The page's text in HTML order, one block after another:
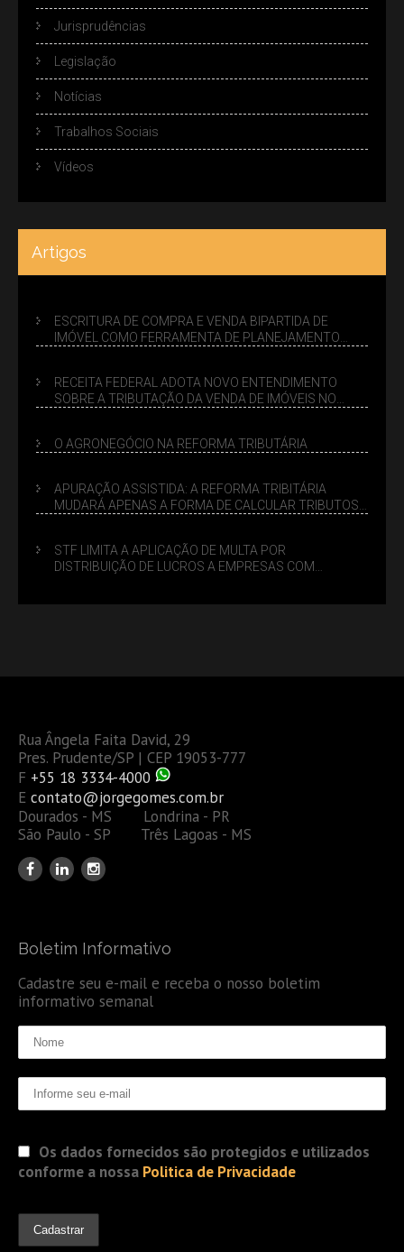
Jurisprudências
Legislação
Notícias
Trabalhos Sociais
Vídeos
Artigos
ESCRITURA DE COMPRA E VENDA BIPARTIDA DE
IMÓVEL COMO FERRAMENTA DE PLANEJAMENTO
RECEITA FEDERAL ADOTA NOVO ENTENDIMENTO
SOBRE A TRIBUTAÇÃO DA VENDA DE IMÓVEIS NO
O AGRONEGÓCIO NA REFORMA TRIBUTÁRIA
APURAÇÃO ASSISTIDA: A REFORMA TRIBITÁRIA
MUDARÁ APENAS A FORMA DE CALCULAR TRIBUTOS
STF LIMITA A APLICAÇÃO DE MULTA POR
DISTRIBUIÇÃO DE LUCROS A EMPRESAS COM
Rua Ângela Faita David, 29
Pres. Prudente/SP | CEP 19053-777
F +55 18 3334-4000
E contato@jorgegomes.com.br
Dourados - MS Londrina - PR
São Paulo - SP Três Lagoas - MS
Boletim Informativo
Cadastre seu e-mail e receba o nosso boletim
informativo semanal
Os dados fornecidos são protegidos e utilizados
conforme a nossa Politica de Privacidade